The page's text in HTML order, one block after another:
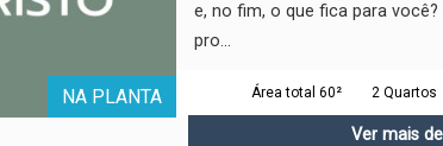
NA PLANTA
e, no fim, o que fica para você?
pro...
Área total 60² 2 Quartos
Ver mais